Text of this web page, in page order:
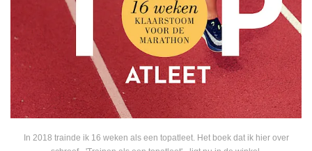
In 2018 trainde ik 16 weken als een topatleet. Het boek dat ik hier over